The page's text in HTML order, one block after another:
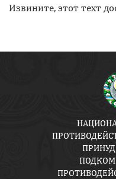
Извините, этот техт